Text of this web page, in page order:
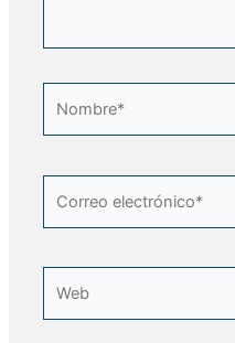
electrónico*